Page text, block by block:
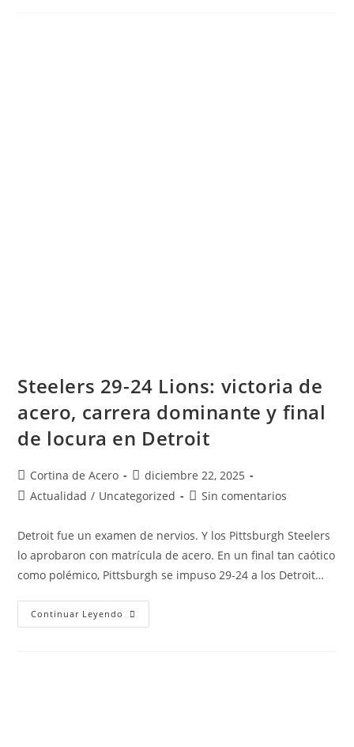
Steelers 29-24 Lions: victoria de
acero, carrera dominante y final
de locura en Detroit
Cortina de Acero
diciembre 22, 2025
Actualidad / Uncategorized Sin comentarios
Detroit fue un examen de nervios. Y los Pittsburgh Steelers
lo aprobaron con matrícula de acero. En un final tan caótico
como polémico, Pittsburgh se impuso 29-24 a los Detroit…
Continuar Leyendo